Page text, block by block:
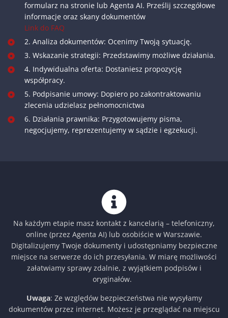
formularz na stronie lub Agenta AI. Prześlij szczegółowe
informacje oraz skany dokumentów
Link do FAQ
2. Analiza dokumentów: Ocenimy Twoją sytuację.
3. Wskazanie strategii: Przedstawimy możliwe działania.
4. Indywidualna oferta: Dostaniesz propozycję
współpracy.
5. Podpisanie umowy: Dopiero po zakontraktowaniu
zlecenia udzielasz pełnomocnictwa
6. Działania prawnika: Przygotowujemy pisma,
negocjujemy, reprezentujemy w sądzie i egzekucji.
Na każdym etapie masz kontakt z kancelarią – telefoniczny,
online (przez Agenta AI) lub osobiście w Warszawie.
Digitalizujemy Twoje dokumenty i udostępniamy bezpieczne
miejsce na serwerze do ich przesyłania. W miarę możliwości
załatwiamy sprawy zdalnie, z wyjątkiem podpisów i
oryginałów.
Uwaga: Ze względów bezpieczeństwa nie wysyłamy
dokumentów przez internet. Możesz je przeglądać na miejscu